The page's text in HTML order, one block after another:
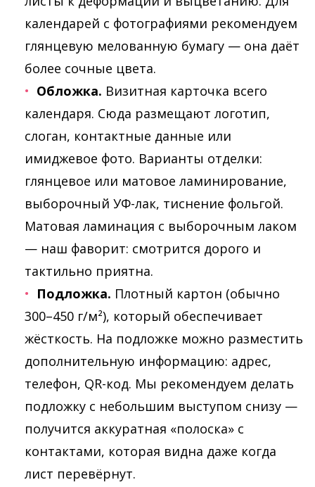
календарей с фотографиями рекомендуем
глянцевую мелованную бумагу — она даёт
более сочные цвета.
Обложка. Визитная карточка всего
календаря. Сюда размещают логотип,
слоган, контактные данные или
имиджевое фото. Варианты отделки:
глянцевое или матовое ламинирование,
выборочный УФ-лак, тиснение фольгой.
Матовая ламинация с выборочным лаком
— наш фаворит: смотрится дорого и
тактильно приятна.
Подложка. Плотный картон (обычно
300–450 г/м²), который обеспечивает
жёсткость. На подложке можно разместить
дополнительную информацию: адрес,
телефон, QR-код. Мы рекомендуем делать
подложку с небольшим выступом снизу —
получится аккуратная «полоска» с
контактами, которая видна даже когда
лист перевёрнут.